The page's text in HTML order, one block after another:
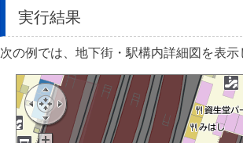
実行結果
次の例では、地下街・駅構内詳細図を表示